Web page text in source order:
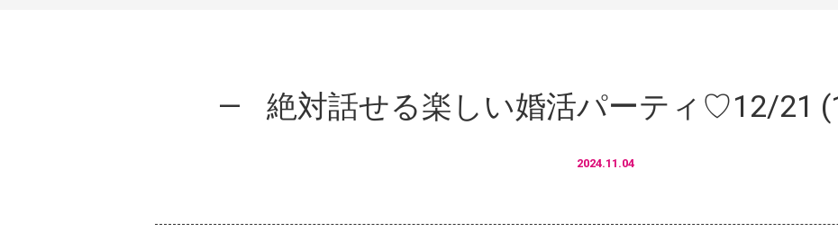
絶対話せる楽しい婚活パーティ♡12/21
2024.11.04